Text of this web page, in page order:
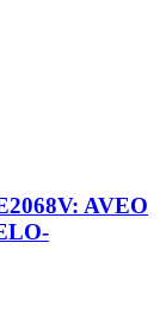
AVEO